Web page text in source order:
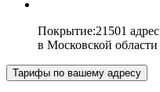
Покрытие:21501 адрес
в Московской области
Тарифы по вашему адресу